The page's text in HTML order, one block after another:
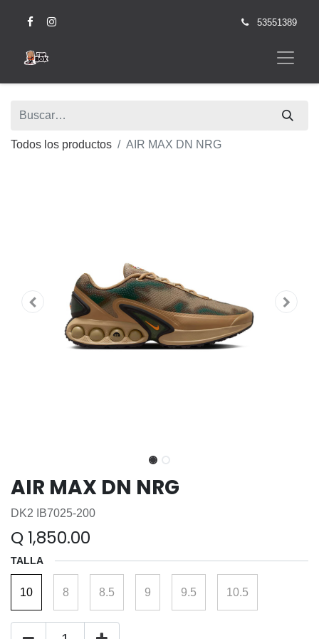
53551389
Todos los productos AIR MAX DN NRG
AIR MAX DN NRG
DK2 IB7025-200
Q 1,850.00
TALLA
10 8 8.5 9 9.5 10.5